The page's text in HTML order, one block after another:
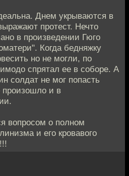
Днем укрываются в
протест. Нечто
в произведении Гюго
Когда бедняжку
но не могли, по
спрятал ее в соборе. А
солдат не мог попасть
произошло и в
вопросом о полном
и его кровавого